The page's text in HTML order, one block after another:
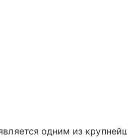
одним из